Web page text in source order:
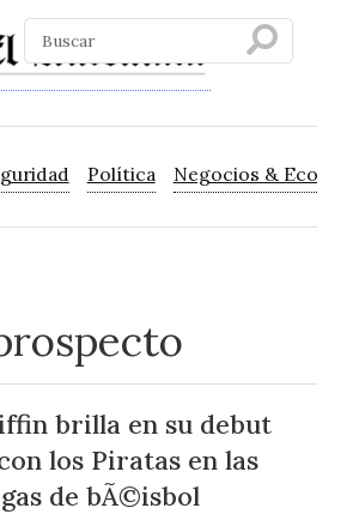
Política Negocios &
brilla en su debut
los Piratas en las
de bÃ©isbol